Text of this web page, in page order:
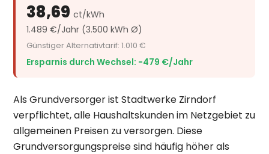
38,69ct/kWh
1.489 €/Jahr (3.500 kWh Ø)
Günstiger Alternativtarif: 1.010 €
Ersparnis durch Wechsel: −479 €/Jahr
Als Grundversorger ist Stadtwerke Zirndorf
verpflichtet, alle Haushaltskunden im Netzgebiet zu
allgemeinen Preisen zu versorgen. Diese
Grundversorgungspreise sind häufig höher als